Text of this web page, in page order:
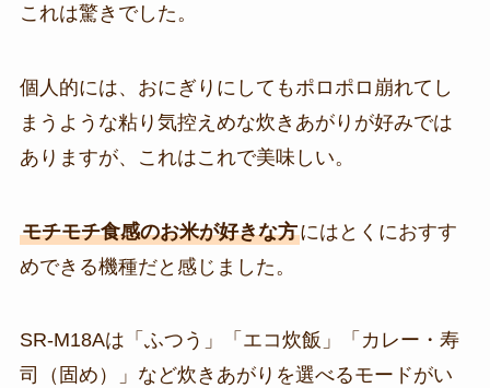
これは驚きでした。
個人的には、おにぎりにしてもポロポロ崩れてし
まうような粘り気控えめな炊きあがりが好みでは
ありますが、これはこれで美味しい。
モチモチ食感のお米が好きな方にはとくにおすす
めできる機種だと感じました。
SR-M18Aは「ふつう」「エコ炊飯」「カレー・寿
司（固め）」など炊きあがりを選べるモードがい